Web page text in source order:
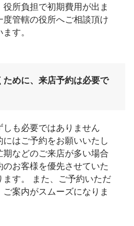
役所負担で初期費用が出ま
度管轄の役所へご相談頂け
す。
ために、来店予約は必要で
しも必要ではありません
にはご予約をお願いいたし
期などのご来店が多い場合
のお客様を優先させていた
ます。 また、ご予約いただ
ご案内がスムーズになりま